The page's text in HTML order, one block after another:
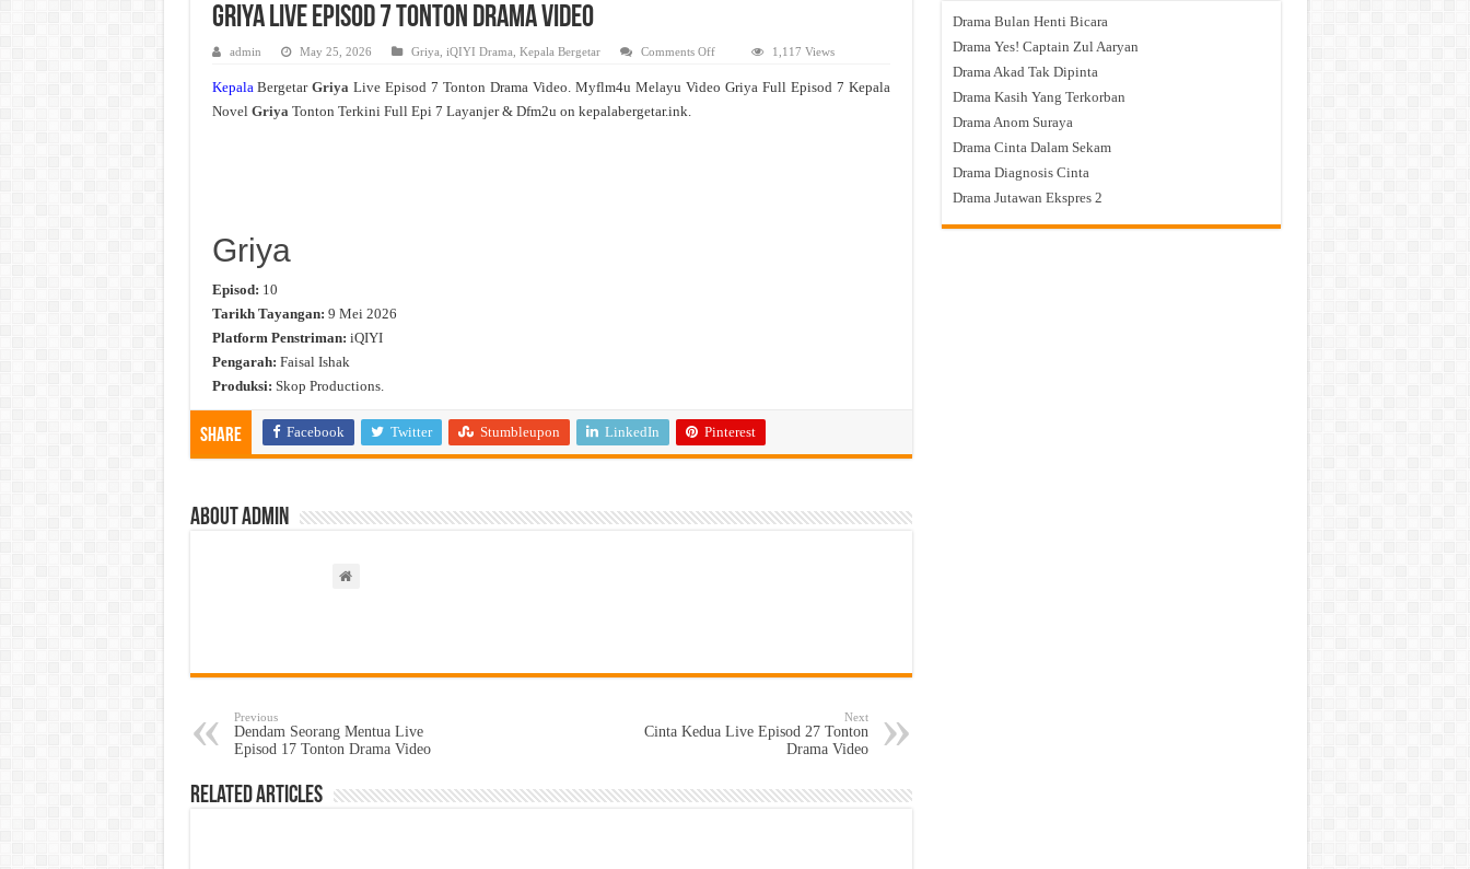
Griya Live Episod 7 Tonton Drama Video
admin May 25, 2026 Griya iQIYI Drama Kepala Bergetar Comments Offon
Episod
1,117 Views
KepalaBergetarGriyaLive Episod 7 Tonton Drama Video. Myflm4u Melayu Video Griya Full Episod 7 Kepala
NovelGriya Tonton Terkini Full Epi 7 Layanjer & Dfm2u on kepalabergetar.ink.
Griya
Episod: 10
Tarikh Tayangan: 9 Mei 2026
Platform Penstriman: iQIYI
Pengarah: Faisal Ishak
Produksi: Skop Productions.
Share Facebook Twitter Stumbleupon LinkedIn Pinterest
About admin
Previous
Dendam Seorang Mentua Live
Episod 17 Tonton Drama Video
Next
Cinta Kedua Live Episod 27 Tonton
Drama Video
Related Articles
Drama Bulan Henti Bicara
Drama Yes! Captain Zul Aaryan
Drama Akad Tak Dipinta
Drama Kasih Yang Terkorban
Drama Anom Suraya
Drama Cinta Dalam Sekam
Drama Diagnosis Cinta
Drama Jutawan Ekspres 2